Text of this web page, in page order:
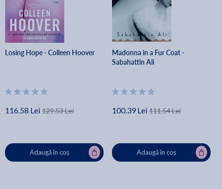
Losing Hope - Colleen Hoover
116.58 Lei 129.53 Lei
Adaugă în coș
Madonna in a Fur Coat -
Sabahattin Ali
100.39 Lei 111.54 Lei
Adaugă în coș